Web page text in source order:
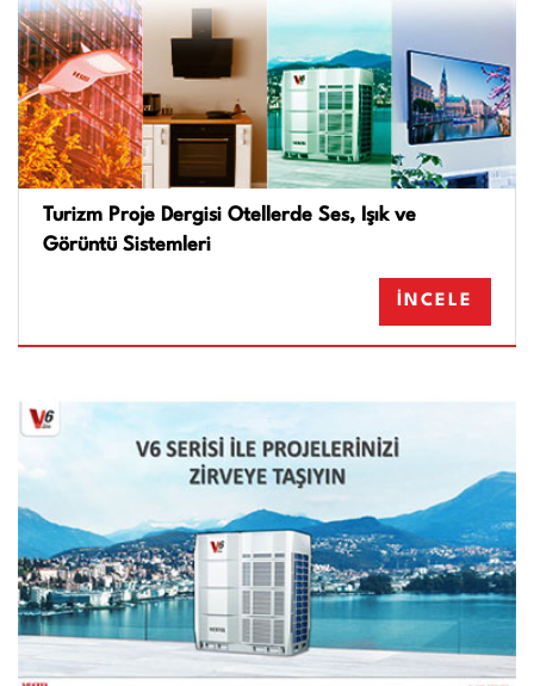
Turizm Proje Dergisi Otellerde Ses, Işık ve
Görüntü Sistemleri
İNCELE